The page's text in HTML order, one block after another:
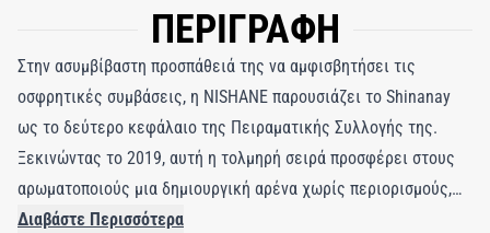
ΠΕΡΙΓΡΑΦΗ
Στην ασυμβίβαστη προσπάθειά της να αμφισβητήσει τις
οσφρητικές συμβάσεις, η NISHANE παρουσιάζει το Shinanay
ως το δεύτερο κεφάλαιο της Πειραματικής Συλλογής της.
Ξεκινώντας το 2019, αυτή η τολμηρή σειρά προσφέρει στους
αρωματοποιούς μια δημιουργική αρένα χωρίς περιορισμούς,
όπου το ένστικτο και το θράσος καθοδηγούν τη σύνθεση. Μετά
Διαβάστε Περισσότερα